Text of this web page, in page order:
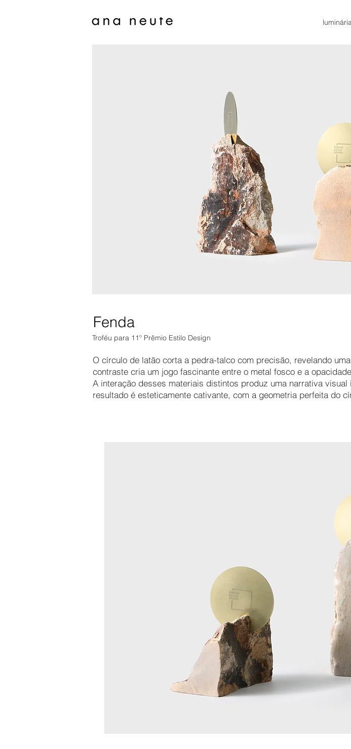
Fenda
Troféu para 11º Prêmio Estilo Design
O círculo de latão corta a pedra-talco com precisão, revelando
contraste cria um jogo fascinante entre o metal fosco e a
A interação desses materiais distintos produz uma narrativa
resultado é esteticamente cativante, com a geometria perfeita do